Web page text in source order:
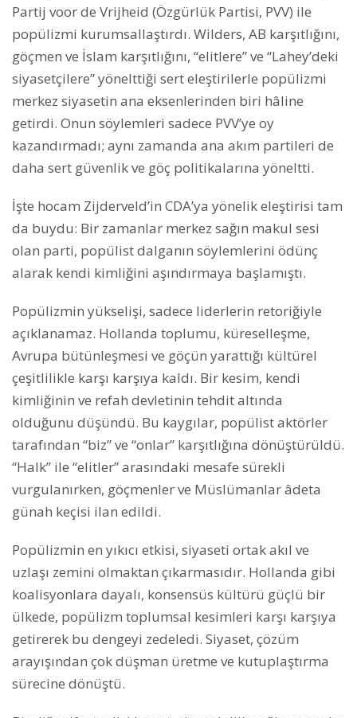
Partij voor de Vrijheid (Özgürlük Partisi, PVV) ile
popülizmi kurumsallaştırdı. Wilders, AB karşıtlığını,
göçmen ve İslam karşıtlığını, “elitlere” ve “Lahey’deki
siyasetçilere” yönelttiği sert eleştirilerle popülizmi
merkez siyasetin ana eksenlerinden biri hâline
getirdi. Onun söylemleri sadece PVV’ye oy
kazandırmadı; aynı zamanda ana akım partileri de
daha sert güvenlik ve göç politikalarına yöneltti.
İşte hocam Zijderveld’in CDA’ya yönelik eleştirisi tam
da buydu: Bir zamanlar merkez sağın makul sesi
olan parti, popülist dalganın söylemlerini ödünç
alarak kendi kimliğini aşındırmaya başlamıştı.
Popülizmin yükselişi, sadece liderlerin retoriğiyle
açıklanamaz. Hollanda toplumu, küreselleşme,
Avrupa bütünleşmesi ve göçün yarattığı kültürel
çeşitlilikle karşı karşıya kaldı. Bir kesim, kendi
kimliğinin ve refah devletinin tehdit altında
olduğunu düşündü. Bu kaygılar, popülist aktörler
tarafından “biz” ve “onlar” karşıtlığına dönüştürüldü.
“Halk” ile “elitler” arasındaki mesafe sürekli
vurgulanırken, göçmenler ve Müslümanlar âdeta
günah keçisi ilan edildi.
Popülizmin en yıkıcı etkisi, siyaseti ortak akıl ve
uzlaşı zemini olmaktan çıkarmasıdır. Hollanda gibi
koalisyonlara dayalı, konsensüs kültürü güçlü bir
ülkede, popülizm toplumsal kesimleri karşı karşıya
getirerek bu dengeyi zedeledi. Siyaset, çözüm
arayışından çok düşman üretme ve kutuplaştırma
sürecine dönüştü.